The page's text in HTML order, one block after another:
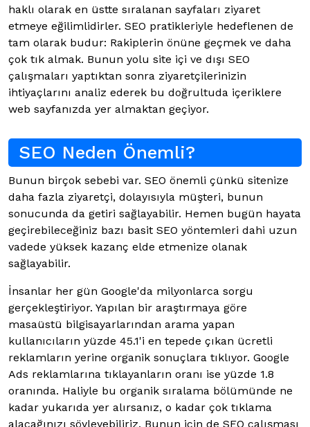
haklı olarak en üstte sıralanan sayfaları ziyaret
etmeye eğilimlidirler. SEO pratikleriyle hedeflenen de
tam olarak budur: Rakiplerin önüne geçmek ve daha
çok tık almak. Bunun yolu site içi ve dışı SEO
çalışmaları yaptıktan sonra ziyaretçilerinizin
ihtiyaçlarını analiz ederek bu doğrultuda içeriklere
web sayfanızda yer almaktan geçiyor.
SEO Neden Önemli?
Bunun birçok sebebi var. SEO önemli çünkü sitenize
daha fazla ziyaretçi, dolayısıyla müşteri, bunun
sonucunda da getiri sağlayabilir. Hemen bugün hayata
geçirebileceğiniz bazı basit SEO yöntemleri dahi uzun
vadede yüksek kazanç elde etmenize olanak
sağlayabilir.
İnsanlar her gün Google'da milyonlarca sorgu
gerçekleştiriyor. Yapılan bir araştırmaya göre
masaüstü bilgisayarlarından arama yapan
kullanıcıların yüzde 45.1'i en tepede çıkan ücretli
reklamların yerine organik sonuçlara tıklıyor. Google
Ads reklamlarına tıklayanların oranı ise yüzde 1.8
oranında. Haliyle bu organik sıralama bölümünde ne
kadar yukarıda yer alırsanız, o kadar çok tıklama
alacağınızı söyleyebiliriz. Bunun için de SEO çalışması